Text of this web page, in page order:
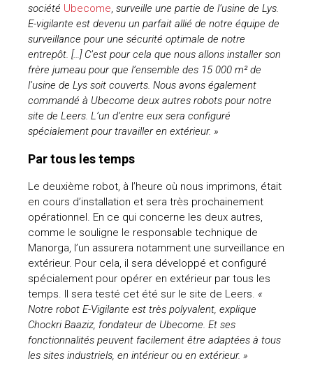
société Ubecome surveille une partie de l’usine de Lys.
E-vigilante est devenu un parfait allié de notre équipe de
surveillance pour une sécurité optimale de notre
entrepôt. […] C’est pour cela que nous allons installer son
frère jumeau pour que l’ensemble des 15 000 m² de
l’usine de Lys soit couverts. Nous avons également
commandé à Ubecome deux autres robots pour notre
site de Leers. L’un d’entre eux sera configuré
spécialement pour travailler en extérieur. »
Par tous les temps
Le deuxième robot, à l’heure où nous imprimons, était
en cours d’installation et sera très prochainement
opérationnel. En ce qui concerne les deux autres,
comme le souligne le responsable technique de
Manorga, l’un assurera notamment une surveillance en
extérieur. Pour cela, il sera développé et configuré
spécialement pour opérer en extérieur par tous les
temps. Il sera testé cet été sur le site de Leers. «
Notre robot E-Vigilante est très polyvalent, explique
Chockri Baaziz, fondateur de Ubecome. Et ses
fonctionnalités peuvent facilement être adaptées à tous
les sites industriels, en intérieur ou en extérieur. »